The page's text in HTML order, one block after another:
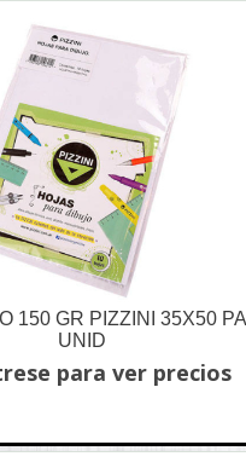
150 GR PIZZINI 35X50
UNID
para ver precios